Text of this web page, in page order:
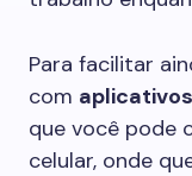
Para facilitar
com
que você pode
celular, onde